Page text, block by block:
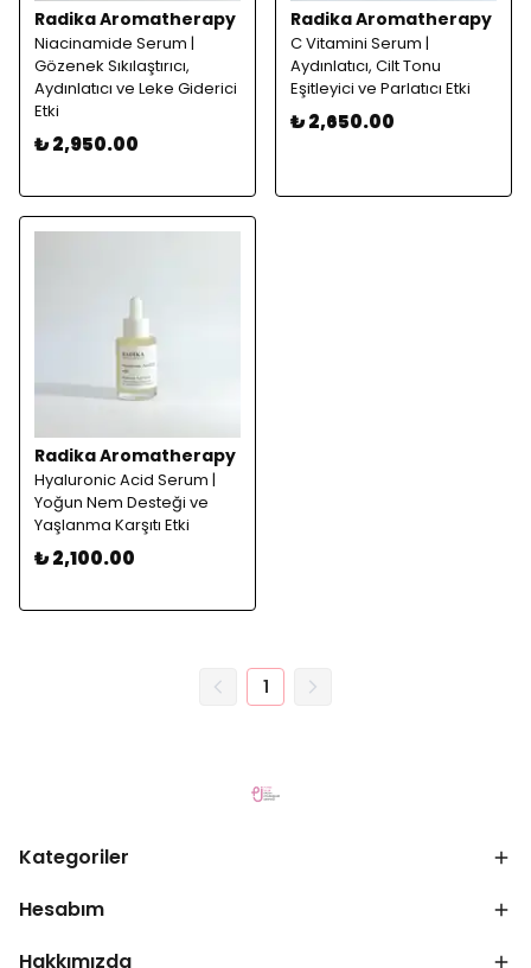
Radika Aromatherapy
Niacinamide Serum |
Gözenek Sıkılaştırıcı,
Aydınlatıcı ve Leke Giderici
Etki
₺ 2,950.00
Radika Aromatherapy
C Vitamini Serum |
Aydınlatıcı, Cilt Tonu
Eşitleyici ve Parlatıcı Etki
₺ 2,650.00
Radika Aromatherapy
Hyaluronic Acid Serum |
Yoğun Nem Desteği ve
Yaşlanma Karşıtı Etki
₺ 2,100.00
1
Kategoriler
Hesabım
Hakkımızda